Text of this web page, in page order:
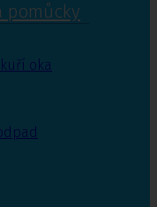
pomůcky
oka